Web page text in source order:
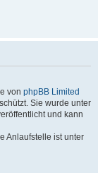
von phpBB Limited
Sie wurde unter
und kann
Anlaufstelle ist unter